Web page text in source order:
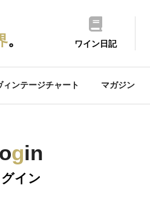
。 ワイン日記
ィンテージチャート マガジン
gin
グイン